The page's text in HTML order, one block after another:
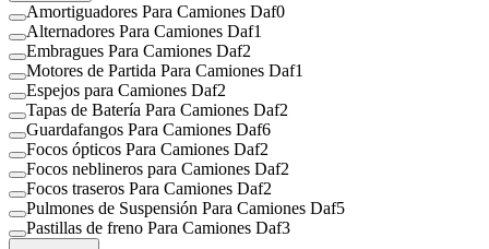
Amortiguadores Para Camiones Daf0
Alternadores Para Camiones Daf1
Embragues Para Camiones Daf2
Motores de Partida Para Camiones Daf1
Espejos para Camiones Daf2
Tapas de Batería Para Camiones Daf2
Guardafangos Para Camiones Daf6
Focos ópticos Para Camiones Daf2
Focos neblineros para Camiones Daf2
Focos traseros Para Camiones Daf2
Pulmones de Suspensión Para Camiones Daf5
Pastillas de freno Para Camiones Daf3